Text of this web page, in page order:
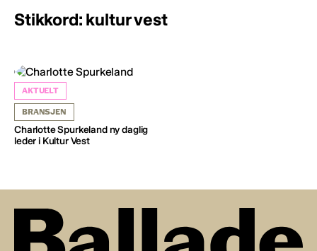
Stikkord: kultur vest
AKTUELT
BRANSJEN
Charlotte Spurkeland ny daglig
leder i Kultur Vest